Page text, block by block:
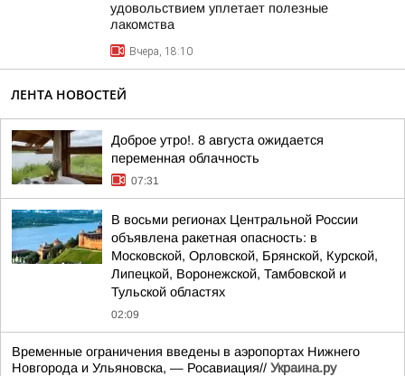
удовольствием уплетает полезные
лакомства
Вчера, 18:10
ЛЕНТА НОВОСТЕЙ
Доброе утро!. 8 августа ожидается
переменная облачность
07:31
В восьми регионах Центральной России
объявлена ракетная опасность: в
Московской, Орловской, Брянской, Курской,
Липецкой, Воронежской, Тамбовской и
Тульской областях
02:09
Временные ограничения введены в аэропортах Нижнего
Новгорода и Ульяновска, — Росавиация// Украина.ру